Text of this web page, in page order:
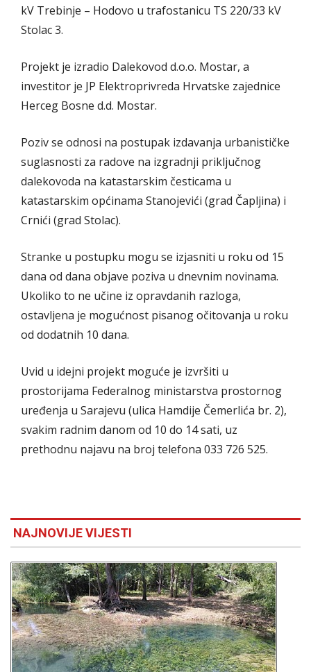
kV Trebinje – Hodovo u trafostanicu TS 220/33 kV
Stolac 3.
Projekt je izradio Dalekovod d.o.o. Mostar, a
investitor je JP Elektroprivreda Hrvatske zajednice
Herceg Bosne d.d. Mostar.
Poziv se odnosi na postupak izdavanja urbanističke
suglasnosti za radove na izgradnji priključnog
dalekovoda na katastarskim česticama u
katastarskim općinama Stanojevići (grad Čapljina) i
Crnići (grad Stolac).
Stranke u postupku mogu se izjasniti u roku od 15
dana od dana objave poziva u dnevnim novinama.
Ukoliko to ne učine iz opravdanih razloga,
ostavljena je mogućnost pisanog očitovanja u roku
od dodatnih 10 dana.
Uvid u idejni projekt moguće je izvršiti u
prostorijama Federalnog ministarstva prostornog
uređenja u Sarajevu (ulica Hamdije Čemerlića br. 2),
svakim radnim danom od 10 do 14 sati, uz
prethodnu najavu na broj telefona 033 726 525.
NAJNOVIJE VIJESTI